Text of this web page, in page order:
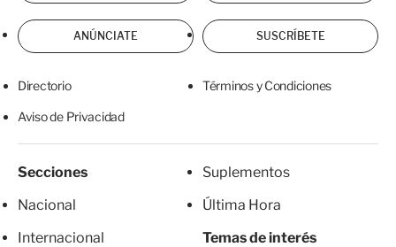
ANÚNCIATE SUSCRÍBETE
Directorio Términos y Condiciones
Aviso de Privacidad
Secciones
Nacional
Internacional
Suplementos
Última Hora
Temas de interés